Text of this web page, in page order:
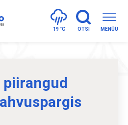
19 °C OTSI MENÜÜ
piirangud